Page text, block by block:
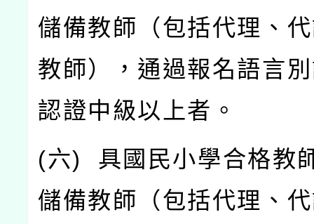
儲備教師（包括代理、
教師），通過報名語言
認證中級以上者。
(六) 具國民小學合格教
儲備教師（包括代理、